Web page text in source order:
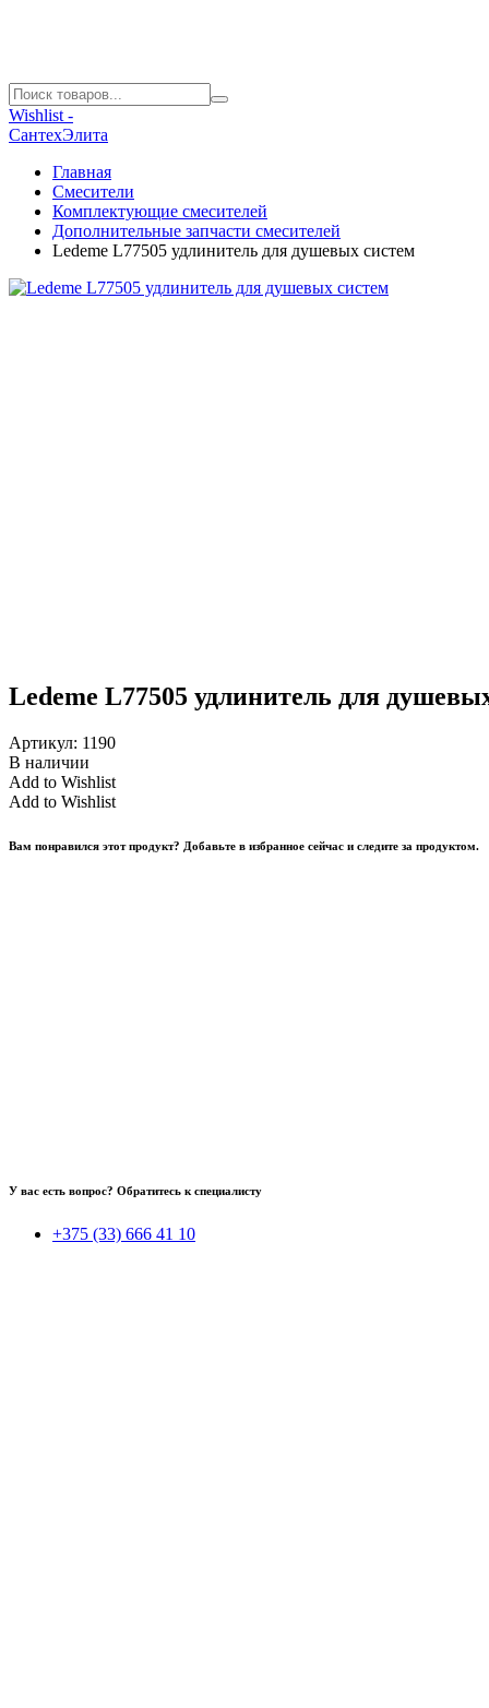
Wishlist -
СантехЭлита
Главная
Смесители
Комплектующие смесителей
Дополнительные запчасти смесителей
Ledeme L77505 удлинитель для душевых систем
Ledeme L77505 удлинитель для
Артикул: 1190
В наличии
Add to Wishlist
Add to Wishlist
Вам понравился этот продукт? Добавьте в избранное сейчас и следите за продуктом.
У вас есть вопрос? Обратитесь к специалисту
+375 (33) 666 41 10